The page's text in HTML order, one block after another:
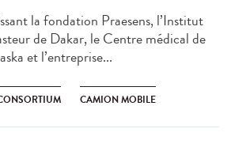
la fondation Praesens, l’Institut
de Dakar, le Centre médical de
et l’entreprise...
CAMION MOBILE